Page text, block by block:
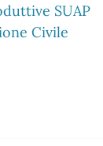
SUAP
Civile